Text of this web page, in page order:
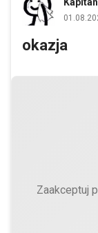
okazja
Zaakceptuj